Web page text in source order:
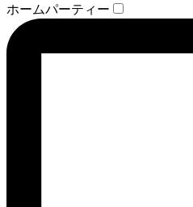
ホームパーティー